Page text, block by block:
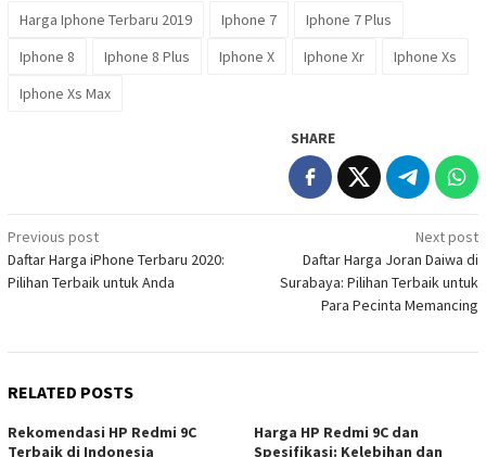
Harga Iphone Terbaru 2019 Iphone 7
Iphone 7 Plus
Iphone 8
Iphone 8 Plus Iphone X Iphone Xr
Iphone Xs
Iphone Xs Max
SHARE
Post
navigation
Previous post
Daftar Harga iPhone Terbaru 2020:
Pilihan Terbaik untuk Anda
Next post
Daftar Harga Joran Daiwa di
Surabaya: Pilihan Terbaik untuk
Para Pecinta Memancing
RELATED POSTS
Rekomendasi HP Redmi 9C
Terbaik di Indonesia
Harga HP Redmi 9C dan
Spesifikasi: Kelebihan dan